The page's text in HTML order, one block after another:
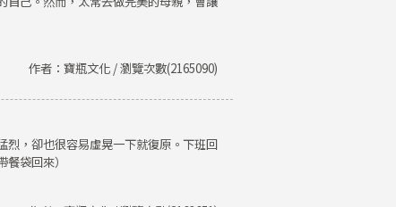
作者：寶瓶文化 / 瀏覽次數(2165090)
烈，卻也很容易虛晃一下就復原。下班回
袋回來）